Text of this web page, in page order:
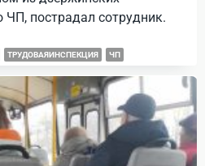
пострадал сотрудник.
ТРУДОВАЯИНСПЕКЦИЯ ЧП